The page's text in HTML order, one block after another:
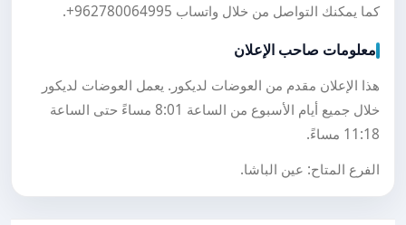
كما يمكنك التواصل من خلال واتساب +962780064995
.
معلومات صاحب الإعلان
هذا الإعلان مقدم من العوضات لديكور. يعمل العوضات لديكور
خلال جميع أيام الأسبوع من الساعة 8:01 مساءً حتى الساعة
11:18 مساءً.
الفرع المتاح: عين الباشا.